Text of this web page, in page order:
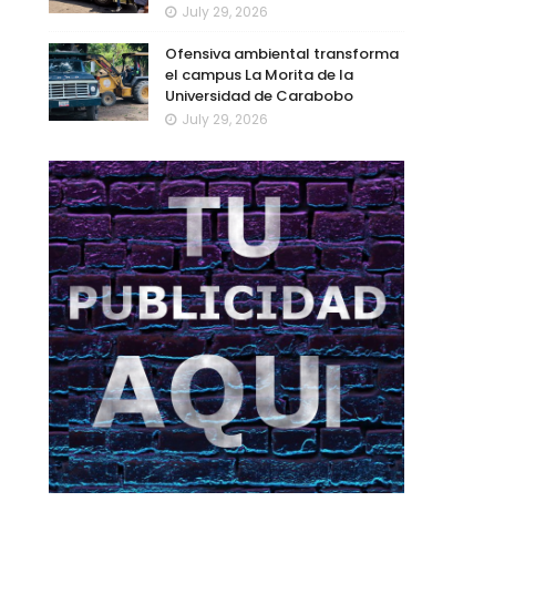
July 29, 2026
Ofensiva ambiental transforma
el campus La Morita de la
Universidad de Carabobo
July 29, 2026